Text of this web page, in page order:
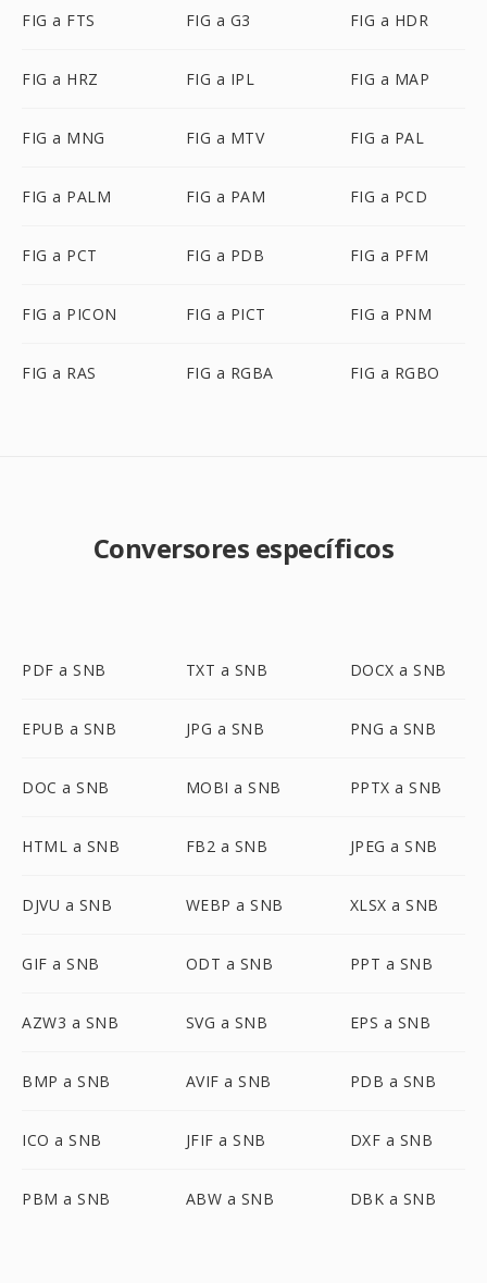
FIG a FTS FIG a G3 FIG a HDR
FIG a HRZ FIG a IPL FIG a MAP
FIG a MNG FIG a MTV FIG a PAL
FIG a PALM FIG a PAM FIG a PCD
FIG a PCT FIG a PDB FIG a PFM
FIG a PICON FIG a PICT FIG a PNM
FIG a RAS FIG a RGBA FIG a RGBO
Conversores específicos
PDF a SNB TXT a SNB DOCX a SNB
EPUB a SNB JPG a SNB PNG a SNB
DOC a SNB MOBI a SNB PPTX a SNB
HTML a SNB FB2 a SNB JPEG a SNB
DJVU a SNB WEBP a SNB XLSX a SNB
GIF a SNB ODT a SNB PPT a SNB
AZW3 a SNB SVG a SNB EPS a SNB
BMP a SNB AVIF a SNB PDB a SNB
ICO a SNB JFIF a SNB DXF a SNB
PBM a SNB ABW a SNB DBK a SNB